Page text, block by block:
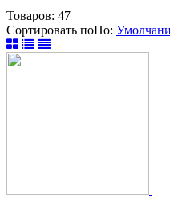
Товаров: 47
Сортировать поПо: